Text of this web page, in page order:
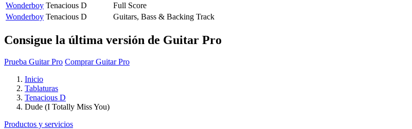
Wonderboy Tenacious D
Full Score
Wonderboy Tenacious D Guitars, Bass & Backing Track
Consigue la última versión de Guitar Pro
Prueba Guitar Pro Comprar Guitar Pro
Inicio
Tablaturas
Tenacious D
Dude (I Totally Miss You)
Productos y servicios